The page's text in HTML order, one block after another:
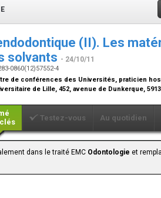
(II). Les
solvants - 24/10/11
0860(12)57552-4
de conférences des Universités, praticien
de Lille, 452, avenue de Dunkerque,
Testez-vous Au quotidien
dans le traité EMC Odontologie et